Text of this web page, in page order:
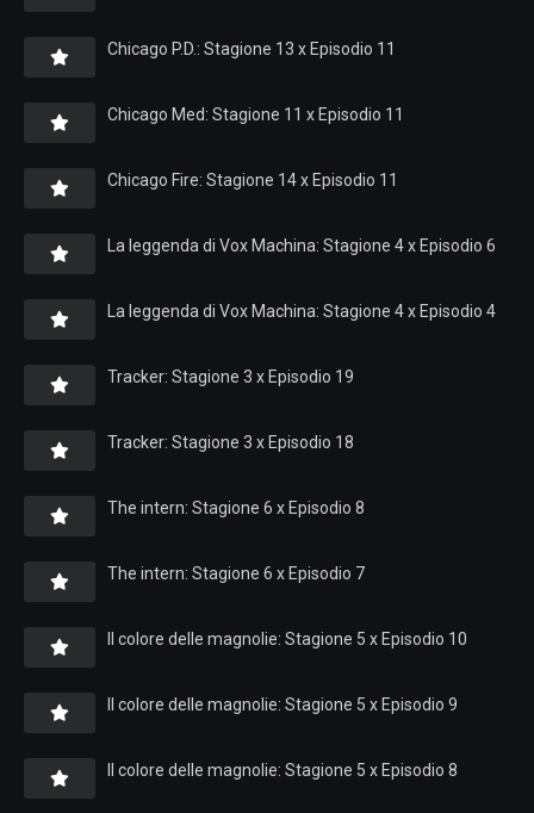
Chicago P.D.: Stagione 13 x Episodio 11
Chicago Med: Stagione 11 x Episodio 11
Chicago Fire: Stagione 14 x Episodio 11
La leggenda di Vox Machina: Stagione 4 x Episodio 6
La leggenda di Vox Machina: Stagione 4 x Episodio 4
Tracker: Stagione 3 x Episodio 19
Tracker: Stagione 3 x Episodio 18
The intern: Stagione 6 x Episodio 8
The intern: Stagione 6 x Episodio 7
Il colore delle magnolie: Stagione 5 x Episodio 10
Il colore delle magnolie: Stagione 5 x Episodio 9
Il colore delle magnolie: Stagione 5 x Episodio 8